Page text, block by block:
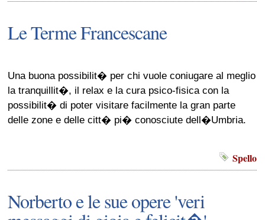
Le Terme Francescane
Una buona possibilit� per chi vuole coniugare al meglio
la tranquillit�, il relax e la cura psico-fisica con la
possibilit� di poter visitare facilmente la gran parte
delle zone e delle citt� pi� conosciute dell�Umbria.
Spello
Norberto e le sue opere 'veri